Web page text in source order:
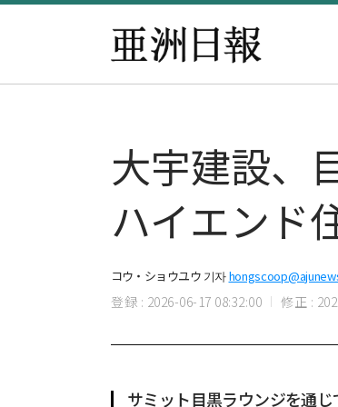
大宇建設、
ハイエンド
コウ・ショウユウ 기자
登録 : 2026-06-17 08:32:00 修正 :
サミット目黒ラウンジを通